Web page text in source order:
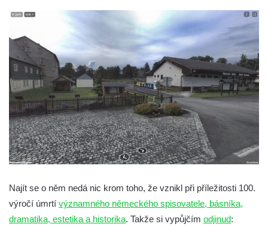
Socha Mamutí lebka v ZOO Hluboká
Socha Mamut srstnatý v ZOO Hluboká
Socha Orel v ZOO Hluboká
Socha Vydry si hrají v ZOO Hluboká
Socha Přátelství v ZOO Hluboká
Socha Matka příroda v ZOO Hluboká
Socha Lišky v ZOO Hluboká
Socha Kudlanka v ZOO Hluboká
Socha Rys číhající na srnu v ZOO Hluboká
Socha Orlice v ZOO Hluboká
Najít se o něm nedá nic krom toho, že vznikl při příležitosti 100.
výročí úmrtí významného německého spisovatele, básníka,
dramatika, estetika a historika. Takže si vypůjčím odjinud: